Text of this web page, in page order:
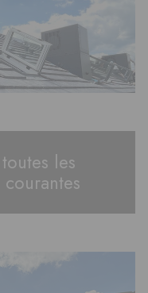
les